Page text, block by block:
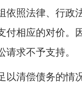
照法律、行政
相应的对价。
求不予支持。
清偿债务的情